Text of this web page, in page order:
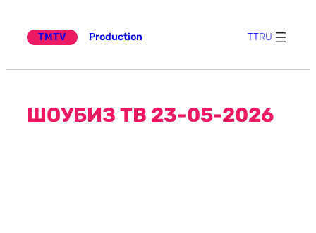
TMTV
Production TTRU
ШОУБИЗ ТВ 23-05-2026